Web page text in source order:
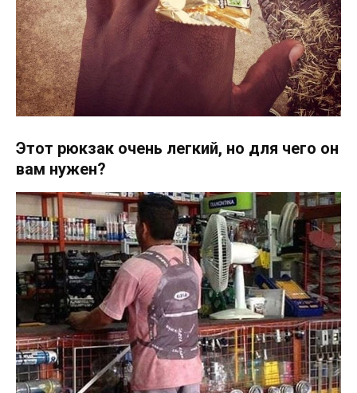
Этот рюкзак очень легкий, но для чего он
вам нужен?